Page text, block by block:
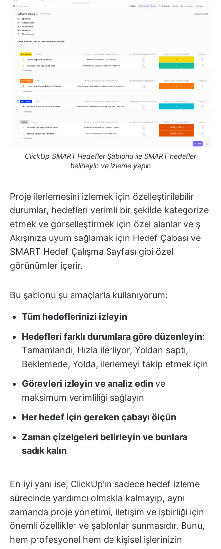
ClickUp SMART Hedefler Şablonu ile SMART hedefler
belirleyin ve izleme yapın
Proje ilerlemesini izlemek için özelleştirilebilir
durumlar, hedefleri verimli bir şekilde kategorize
etmek ve görselleştirmek için özel alanlar ve ş
Akışınıza uyum sağlamak için Hedef Çabası ve
SMART Hedef Çalışma Sayfası gibi özel
görünümler içerir.
Bu şablonu şu amaçlarla kullanıyorum:
Tüm hedeflerinizi izleyin
Hedefleri farklı durumlara göre düzenleyin:
Tamamlandı, Hızla ilerliyor, Yoldan saptı,
Beklemede, Yolda, ilerlemeyi takip etmek için
Görevleri izleyin ve analiz edinve
maksimum verimliliği sağlayın
Her hedef için gereken çabayı ölçün
Zaman çizelgeleri belirleyin ve bunlara
sadık kalın
En iyi yanı ise, ClickUp'ın sadece hedef izleme
sürecinde yardımcı olmakla kalmayıp, aynı
zamanda proje yönetimi, iletişim ve işbirliği için
önemli özellikler ve şablonlar sunmasıdır. Bunu,
hem profesyonel hem de kişisel işlerinizin